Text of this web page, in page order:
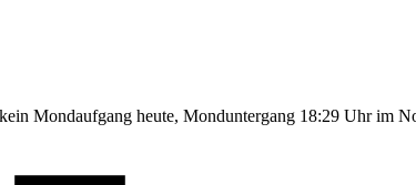
Mondaufgang heute, Monduntergang 18:29 Uhr im